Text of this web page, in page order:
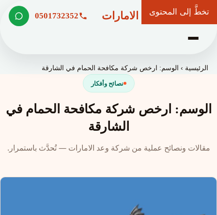
تخطَّ إلى المحتوى
شركة وعد الامارات 0501732352
الرئيسية ›الوسم: ارخص شركة مكافحة الحمام في الشارقة
نصائح وأفكار
الوسم: ارخص شركة مكافحة الحمام في
الشارقة
مقالات ونصائح عملية من شركة وعد الامارات — تُحدَّث باستمرار.